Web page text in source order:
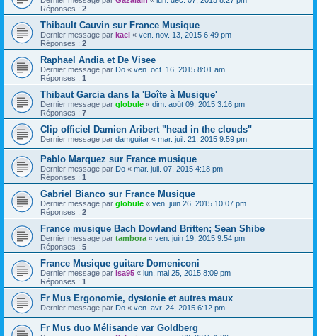
Réponses : 2
Thibault Cauvin sur France Musique
Dernier message par kael « ven. nov. 13, 2015 6:49 pm
Réponses : 2
Raphael Andia et De Visee
Dernier message par Do « ven. oct. 16, 2015 8:01 am
Réponses : 1
Thibaut Garcia dans la 'Boîte à Musique'
Dernier message par globule « dim. août 09, 2015 3:16 pm
Réponses : 7
Clip officiel Damien Aribert "head in the clouds"
Dernier message par damguitar « mar. juil. 21, 2015 9:59 pm
Pablo Marquez sur France musique
Dernier message par Do « mar. juil. 07, 2015 4:18 pm
Réponses : 1
Gabriel Bianco sur France Musique
Dernier message par globule « ven. juin 26, 2015 10:07 pm
Réponses : 2
France musique Bach Dowland Britten; Sean Shibe
Dernier message par tambora « ven. juin 19, 2015 9:54 pm
Réponses : 5
France Musique guitare Domeniconi
Dernier message par isa95 « lun. mai 25, 2015 8:09 pm
Réponses : 1
Fr Mus Ergonomie, dystonie et autres maux
Dernier message par Do « ven. avr. 24, 2015 6:12 pm
Fr Mus duo Mélisande var Goldberg